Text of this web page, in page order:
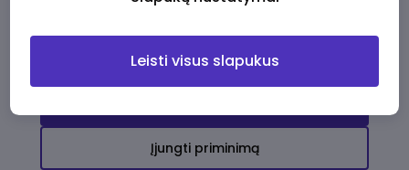
Įjungti priminimą
Leisti visus slapukus